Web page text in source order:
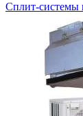
Сплит-системы